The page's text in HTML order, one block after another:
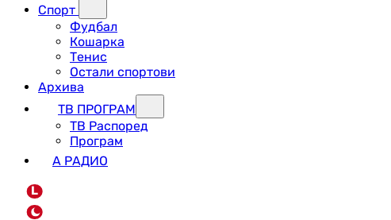
Спорт
Фудбал
Кошарка
Тенис
Остали спортови
Архива
ТВ ПРОГРАМ
ТВ Распоред
Програм
А РАДИО
L